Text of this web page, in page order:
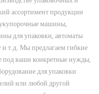
ассортимент продукции
машины,
для упаковки, автоматы
и т.д. Мы предлагаем гибкие
под ваши конкретные нужды,
для упаковки
или любой другой